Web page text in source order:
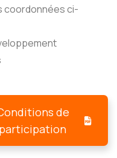
coordonnées ci-
de
participation